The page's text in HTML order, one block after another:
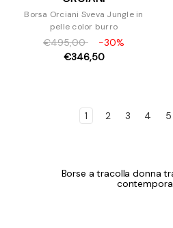
Borsa Orciani Sveva Jungle in
pelle color burro
€495,00
-30%
€346,50
1 2 3 4 5
Borse a tracolla donna